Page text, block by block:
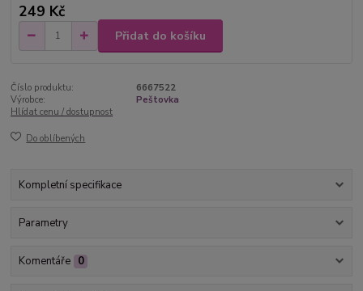
249 Kč
Přidat do košíku
Číslo produktu:
6667522
Výrobce:
Peštovka
Hlídat cenu / dostupnost
Do oblíbených
Kompletní specifikace
Parametry
Komentáře 0